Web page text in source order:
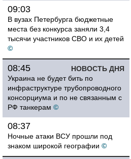
09:03
В вузах Петербурга бюджетные
места без конкурса заняли 3,4
тысячи участников СВО и их детей
©
НОВОСТЬ ДНЯ
08:45
Украина не будет бить по
инфраструктуре трубопроводного
консорциума и по не связанным с
РФ танкерам ©
08:37
Ночные атаки ВСУ прошли под
знаком широкой географии ©